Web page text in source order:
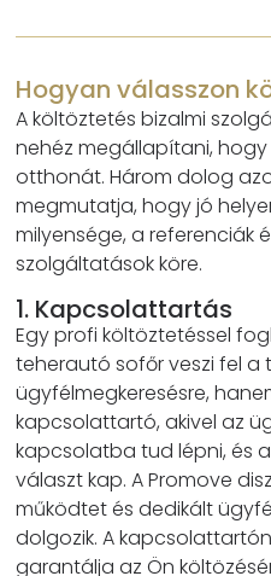
Hogyan válasszon
A költöztetés bizalmi
nehéz megállapítani,
otthonát. Három dolog
megmutatja, hogy jó
milyensége, a referenciák
szolgáltatások köre.
1. Kapcsolattartás
Egy profi költöztetéssel
teherautó sofőr veszi fel
ügyfélmegkeresésre,
kapcsolattartó, akivel az
kapcsolatba tud lépni, és
választ kap. A Promove
működtet és dedikált
dolgozik. A
garantálja az Ön